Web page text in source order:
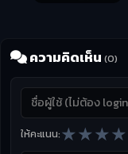
ความคิดเห็น (0)
ให้คะแนน:★★★★